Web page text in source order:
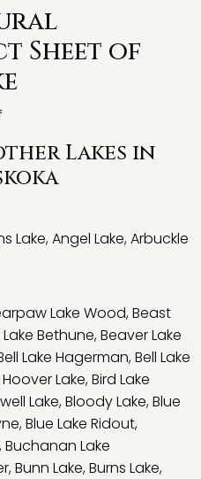
Sheet of
Lakes in
Lake,Angel Lake,Arbuckle
Lake Wood,Beast
Bethune,Beaver Lake
Lake Hagerman,Bell Lake
Lake,Bird Lake
Lake,Bloody Lake,Blue
,Blue Lake Ridout,
,Buchanan Lake
,Bunn Lake,Burns Lake,